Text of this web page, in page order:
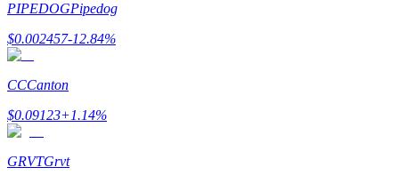
Zarabiać
PIPEDOGPipedog
$0.002457-12.84%
CCCanton
$0.09123+1.14%
GRVTGrvt